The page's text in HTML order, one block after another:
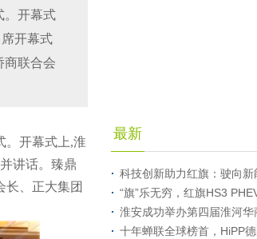
。开幕式
开幕式
商联合会
。开幕式上,淮
讲话。臻鼎
长、正大集团
最新
科技创新助力红旗：驶向
“旗”乐无穷，红旗HS3
淮安成功举办第四届淮河
十年蝉联全球榜首，HiPP